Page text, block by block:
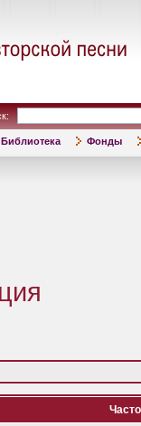
Библиотека Фонды